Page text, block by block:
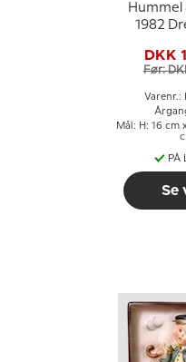
Hummel
1982
DKK
Før:
Varenr.:
Mål: H: 16 cm
PÅ
Se